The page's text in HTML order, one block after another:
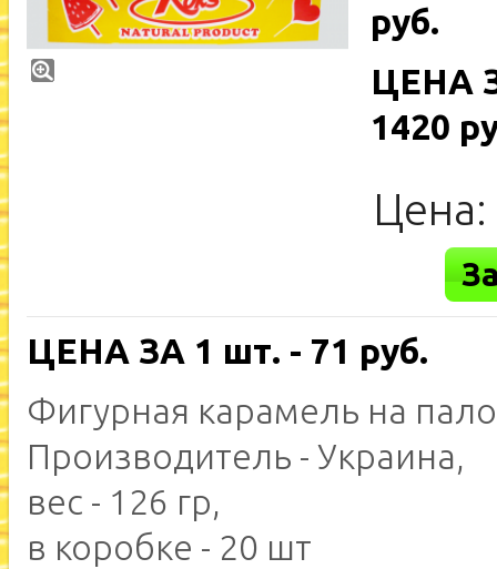
руб.
ЦЕНА
1420
Цена:
ЦЕНА ЗА 1 шт. - 71 руб.
Фигурная карамель на
Производитель - Украина,
вес - 126 гр,
в коробке - 20 шт